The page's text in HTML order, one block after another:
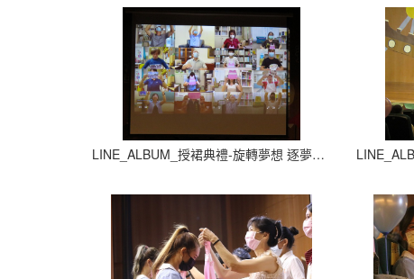
LINE_ALBUM_授裙典禮-旋轉夢想 逐夢飛翔_210927_20